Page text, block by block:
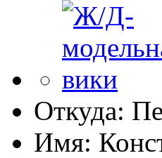
Откуда:
Имя: